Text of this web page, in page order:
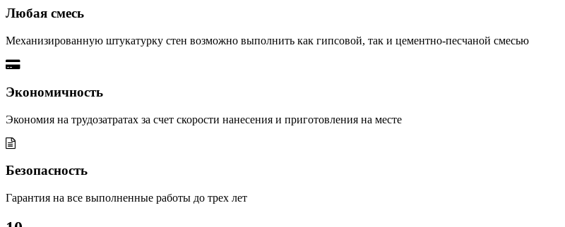
Любая смесь
Механизированную штукатурку стен возможно выполнить как гипсовой, так и цементно-песчаной смесью
Экономичность
Экономия на трудозатратах за счет скорости нанесения и приготовления на месте
Безопасность
Гарантия на все выполненные работы до трех лет